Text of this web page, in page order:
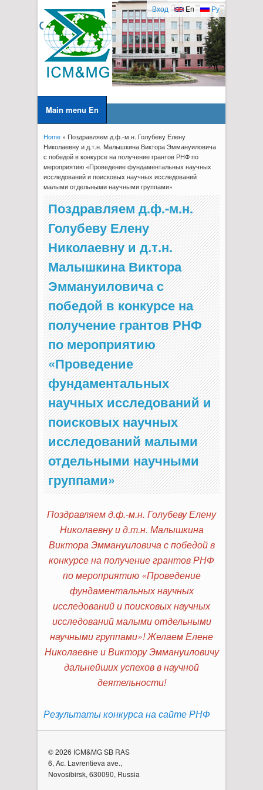
Ру
En
Вход
Main menu En
You are here
Home» Поздравляем д.ф.-м.н. Голубеву Елену
Николаевну и д.т.н. Малышкина Виктора Эммануиловича
с победой в конкурсе на получение грантов РНФ по
мероприятию «Проведение фундаментальных научных
исследований и поисковых научных исследований
малыми отдельными научными группами»
Поздравляем д.ф.-м.н.
Голубеву Елену
Николаевну и д.т.н.
Малышкина Виктора
Эммануиловича с
победой в конкурсе на
получение грантов РНФ
по мероприятию
«Проведение
фундаментальных
научных исследований и
поисковых научных
исследований малыми
отдельными научными
группами»
Поздравляем д.ф.-м.н. Голубеву Елену
Николаевну и д.т.н. Малышкина
Виктора Эммануиловича с победой в
конкурсе на получение грантов РНФ
по мероприятию «Проведение
фундаментальных научных
исследований и поисковых научных
исследований малыми отдельными
научными группами»! Желаем Елене
Николаевне и Виктору Эммануиловичу
дальнейших успехов в научной
деятельности!
Результаты конкурса на сайте РНФ
© 2026 ICM&MG SB RAS
6, Ac. Lavrentieva ave.,
Novosibirsk, 630090, Russia